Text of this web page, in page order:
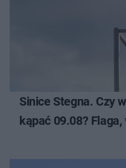
Sinice Stegna. Czy
kąpać 09.08?